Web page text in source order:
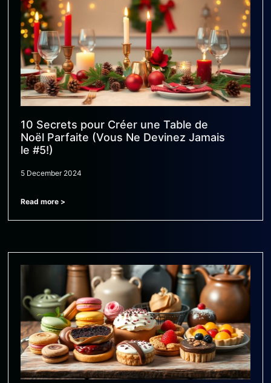
10 Secrets pour Créer une Table de
Noël Parfaite (Vous Ne Devinez Jamais
le #5!)
5 December 2024
Read more >